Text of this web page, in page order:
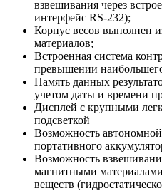
взвешивания через
интерфейс RS-232);
Корпус весов выполнен
материалов;
Встроенная система
превышении
Память данных
учетом даты и времени
Дисплей с крупными
подсветкой
Возможность
портативного
Возможность
магнитными
веществ